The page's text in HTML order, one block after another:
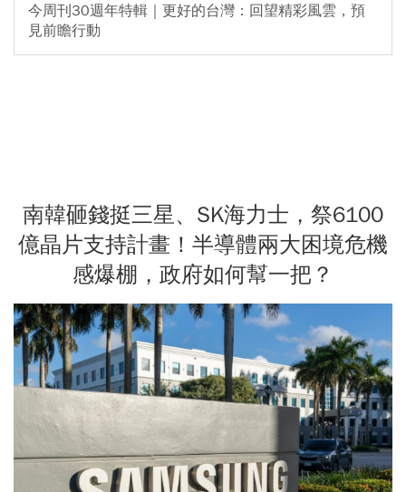
今周刊30週年特輯｜更好的台灣：回望精彩風雲，預
見前瞻行動
南韓砸錢挺三星、SK海力士，祭6100
億晶片支持計畫！半導體兩大困境危機
感爆棚，政府如何幫一把？